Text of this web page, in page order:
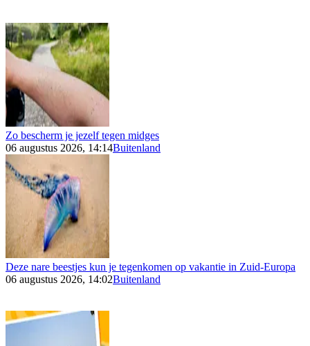
Zo bescherm je jezelf tegen midges
06 augustus 2026, 14:14Buitenland
Deze nare beestjes kun je tegenkomen op vakantie in Zuid-Europa
06 augustus 2026, 14:02Buitenland